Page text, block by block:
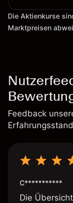
Die Aktienkurse
Marktpreisen
Feedback
C***********
Die